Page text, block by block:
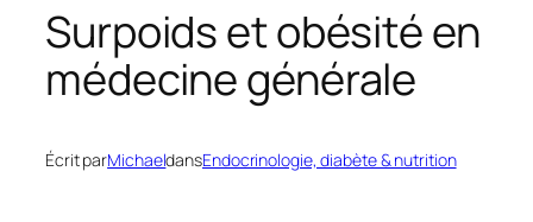
Surpoids et obésité en
médecine générale
Écrit parMichaeldansEndocrinologie, diabète & nutrition